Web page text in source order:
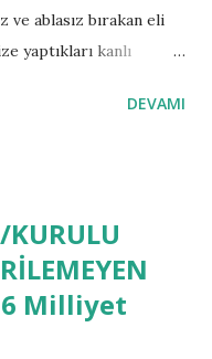
– UBP hükümeti
ve ablasız bırakan eli
yaptıkları kanlı
tarih süresince bu
veren siyasi
güçlü ve
devletimize karşı
ve sonuçları her ne
DEVAMI
KURULU
Milliyet